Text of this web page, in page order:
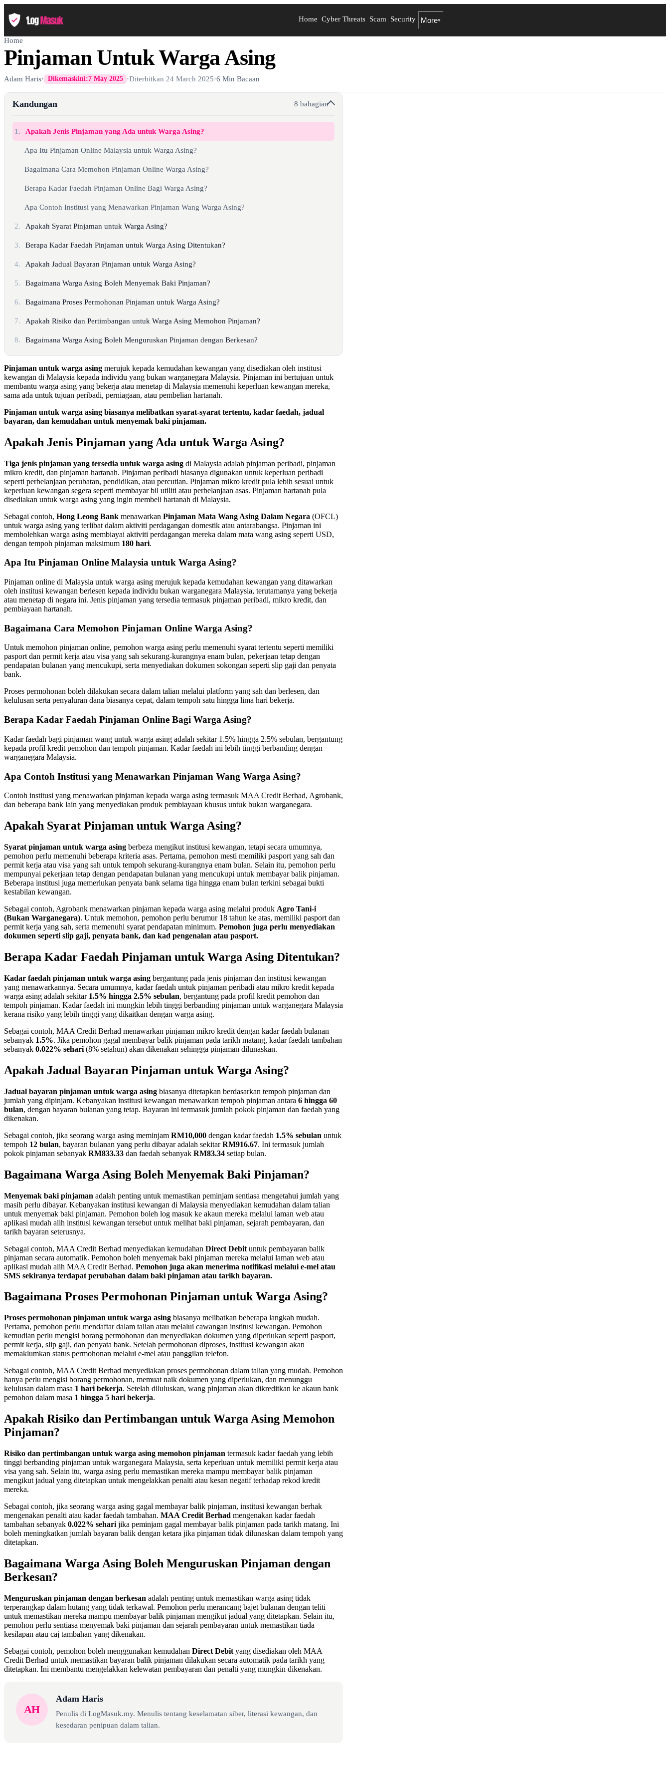
Home Cyber Threats Scam Security More▾
Home
Pinjaman Untuk Warga Asing
Adam Haris· Dikemaskini:7 May 2025 ·Diterbitkan 24 March 2025·6 Min Bacaan
Kandungan 8 bahagian
1. Apakah Jenis Pinjaman yang Ada untuk Warga Asing?
Apa Itu Pinjaman Online Malaysia untuk Warga Asing?
Bagaimana Cara Memohon Pinjaman Online Warga Asing?
Berapa Kadar Faedah Pinjaman Online Bagi Warga Asing?
Apa Contoh Institusi yang Menawarkan Pinjaman Wang Warga Asing?
2. Apakah Syarat Pinjaman untuk Warga Asing?
3. Berapa Kadar Faedah Pinjaman untuk Warga Asing Ditentukan?
4. Apakah Jadual Bayaran Pinjaman untuk Warga Asing?
5. Bagaimana Warga Asing Boleh Menyemak Baki Pinjaman?
6. Bagaimana Proses Permohonan Pinjaman untuk Warga Asing?
7. Apakah Risiko dan Pertimbangan untuk Warga Asing Memohon Pinjaman?
8. Bagaimana Warga Asing Boleh Menguruskan Pinjaman dengan Berkesan?
Pinjaman untuk warga asing merujuk kepada kemudahan kewangan yang disediakan oleh institusi
kewangan di Malaysia kepada individu yang bukan warganegara Malaysia. Pinjaman ini bertujuan untuk
membantu warga asing yang bekerja atau menetap di Malaysia memenuhi keperluan kewangan mereka,
sama ada untuk tujuan peribadi, perniagaan, atau pembelian hartanah.
Pinjaman untuk warga asing biasanya melibatkan syarat-syarat tertentu, kadar faedah, jadual
bayaran, dan kemudahan untuk menyemak baki pinjaman.
Apakah Jenis Pinjaman yang Ada untuk Warga Asing?
Tiga jenis pinjaman yang tersedia untuk warga asing di Malaysia adalah pinjaman peribadi, pinjaman
mikro kredit, dan pinjaman hartanah. Pinjaman peribadi biasanya digunakan untuk keperluan peribadi
seperti perbelanjaan perubatan, pendidikan, atau percutian. Pinjaman mikro kredit pula lebih sesuai untuk
keperluan kewangan segera seperti membayar bil utiliti atau perbelanjaan asas. Pinjaman hartanah pula
disediakan untuk warga asing yang ingin membeli hartanah di Malaysia.
Sebagai contoh, Hong Leong Bank menawarkan Pinjaman Mata Wang Asing Dalam Negara (OFCL)
untuk warga asing yang terlibat dalam aktiviti perdagangan domestik atau antarabangsa. Pinjaman ini
membolehkan warga asing membiayai aktiviti perdagangan mereka dalam mata wang asing seperti USD,
dengan tempoh pinjaman maksimum 180 hari.
Apa Itu Pinjaman Online Malaysia untuk Warga Asing?
Pinjaman online di Malaysia untuk warga asing merujuk kepada kemudahan kewangan yang ditawarkan
oleh institusi kewangan berlesen kepada individu bukan warganegara Malaysia, terutamanya yang bekerja
atau menetap di negara ini. Jenis pinjaman yang tersedia termasuk pinjaman peribadi, mikro kredit, dan
pembiayaan hartanah.
Bagaimana Cara Memohon Pinjaman Online Warga Asing?
Untuk memohon pinjaman online, pemohon warga asing perlu memenuhi syarat tertentu seperti memiliki
pasport dan permit kerja atau visa yang sah sekurang-kurangnya enam bulan, pekerjaan tetap dengan
pendapatan bulanan yang mencukupi, serta menyediakan dokumen sokongan seperti slip gaji dan penyata
bank.
Proses permohonan boleh dilakukan secara dalam talian melalui platform yang sah dan berlesen, dan
kelulusan serta penyaluran dana biasanya cepat, dalam tempoh satu hingga lima hari bekerja.
Berapa Kadar Faedah Pinjaman Online Bagi Warga Asing?
Kadar faedah bagi pinjaman wang untuk warga asing adalah sekitar 1.5% hingga 2.5% sebulan, bergantung
kepada profil kredit pemohon dan tempoh pinjaman. Kadar faedah ini lebih tinggi berbanding dengan
warganegara Malaysia.
Apa Contoh Institusi yang Menawarkan Pinjaman Wang Warga Asing?
Contoh institusi yang menawarkan pinjaman kepada warga asing termasuk MAA Credit Berhad, Agrobank,
dan beberapa bank lain yang menyediakan produk pembiayaan khusus untuk bukan warganegara.
Apakah Syarat Pinjaman untuk Warga Asing?
Syarat pinjaman untuk warga asing berbeza mengikut institusi kewangan, tetapi secara umumnya,
pemohon perlu memenuhi beberapa kriteria asas. Pertama, pemohon mesti memiliki pasport yang sah dan
permit kerja atau visa yang sah untuk tempoh sekurang-kurangnya enam bulan. Selain itu, pemohon perlu
mempunyai pekerjaan tetap dengan pendapatan bulanan yang mencukupi untuk membayar balik pinjaman.
Beberapa institusi juga memerlukan penyata bank selama tiga hingga enam bulan terkini sebagai bukti
kestabilan kewangan.
Sebagai contoh, Agrobank menawarkan pinjaman kepada warga asing melalui produk Agro Tani-i
(Bukan Warganegara). Untuk memohon, pemohon perlu berumur 18 tahun ke atas, memiliki pasport dan
permit kerja yang sah, serta memenuhi syarat pendapatan minimum. Pemohon juga perlu menyediakan
dokumen seperti slip gaji, penyata bank, dan kad pengenalan atau pasport.
Berapa Kadar Faedah Pinjaman untuk Warga Asing Ditentukan?
Kadar faedah pinjaman untuk warga asing bergantung pada jenis pinjaman dan institusi kewangan
yang menawarkannya. Secara umumnya, kadar faedah untuk pinjaman peribadi atau mikro kredit kepada
warga asing adalah sekitar 1.5% hingga 2.5% sebulan, bergantung pada profil kredit pemohon dan
tempoh pinjaman. Kadar faedah ini mungkin lebih tinggi berbanding pinjaman untuk warganegara Malaysia
kerana risiko yang lebih tinggi yang dikaitkan dengan warga asing.
Sebagai contoh, MAA Credit Berhad menawarkan pinjaman mikro kredit dengan kadar faedah bulanan
sebanyak 1.5%. Jika pemohon gagal membayar balik pinjaman pada tarikh matang, kadar faedah tambahan
sebanyak 0.022% sehari (8% setahun) akan dikenakan sehingga pinjaman dilunaskan.
Apakah Jadual Bayaran Pinjaman untuk Warga Asing?
Jadual bayaran pinjaman untuk warga asing biasanya ditetapkan berdasarkan tempoh pinjaman dan
jumlah yang dipinjam. Kebanyakan institusi kewangan menawarkan tempoh pinjaman antara 6 hingga 60
bulan, dengan bayaran bulanan yang tetap. Bayaran ini termasuk jumlah pokok pinjaman dan faedah yang
dikenakan.
Sebagai contoh, jika seorang warga asing meminjam RM10,000 dengan kadar faedah 1.5% sebulan untuk
tempoh 12 bulan, bayaran bulanan yang perlu dibayar adalah sekitarRM916.67. Ini termasuk jumlah
pokok pinjaman sebanyak RM833.33 dan faedah sebanyak RM83.34 setiap bulan.
Bagaimana Warga Asing Boleh Menyemak Baki Pinjaman?
Menyemak baki pinjaman adalah penting untuk memastikan peminjam sentiasa mengetahui jumlah yang
masih perlu dibayar. Kebanyakan institusi kewangan di Malaysia menyediakan kemudahan dalam talian
untuk menyemak baki pinjaman. Pemohon boleh log masuk ke akaun mereka melalui laman web atau
aplikasi mudah alih institusi kewangan tersebut untuk melihat baki pinjaman, sejarah pembayaran, dan
tarikh bayaran seterusnya.
Sebagai contoh, MAA Credit Berhad menyediakan kemudahan Direct Debit untuk pembayaran balik
pinjaman secara automatik. Pemohon boleh menyemak baki pinjaman mereka melalui laman web atau
aplikasi mudah alih MAA Credit Berhad. Pemohon juga akan menerima notifikasi melalui e-mel atau
SMS sekiranya terdapat perubahan dalam baki pinjaman atau tarikh bayaran.
Bagaimana Proses Permohonan Pinjaman untuk Warga Asing?
Proses permohonan pinjaman untuk warga asing biasanya melibatkan beberapa langkah mudah.
Pertama, pemohon perlu mendaftar dalam talian atau melalui cawangan institusi kewangan. Pemohon
kemudian perlu mengisi borang permohonan dan menyediakan dokumen yang diperlukan seperti pasport,
permit kerja, slip gaji, dan penyata bank. Setelah permohonan diproses, institusi kewangan akan
memaklumkan status permohonan melalui e-mel atau panggilan telefon.
Sebagai contoh, MAA Credit Berhad menyediakan proses permohonan dalam talian yang mudah. Pemohon
hanya perlu mengisi borang permohonan, memuat naik dokumen yang diperlukan, dan menunggu
kelulusan dalam masa 1 hari bekerja. Setelah diluluskan, wang pinjaman akan dikreditkan ke akaun bank
pemohon dalam masa 1 hingga 5 hari bekerja.
Apakah Risiko dan Pertimbangan untuk Warga Asing Memohon
Pinjaman?
Risiko dan pertimbangan untuk warga asing memohon pinjaman termasuk kadar faedah yang lebih
tinggi berbanding pinjaman untuk warganegara Malaysia, serta keperluan untuk memiliki permit kerja atau
visa yang sah. Selain itu, warga asing perlu memastikan mereka mampu membayar balik pinjaman
mengikut jadual yang ditetapkan untuk mengelakkan penalti atau kesan negatif terhadap rekod kredit
mereka.
Sebagai contoh, jika seorang warga asing gagal membayar balik pinjaman, institusi kewangan berhak
mengenakan penalti atau kadar faedah tambahan. MAA Credit Berhad mengenakan kadar faedah
tambahan sebanyak 0.022% sehari jika peminjam gagal membayar balik pinjaman pada tarikh matang. Ini
boleh meningkatkan jumlah bayaran balik dengan ketara jika pinjaman tidak dilunaskan dalam tempoh yang
ditetapkan.
Bagaimana Warga Asing Boleh Menguruskan Pinjaman dengan
Berkesan?
Menguruskan pinjaman dengan berkesan adalah penting untuk memastikan warga asing tidak
terperangkap dalam hutang yang tidak terkawal. Pemohon perlu merancang bajet bulanan dengan teliti
untuk memastikan mereka mampu membayar balik pinjaman mengikut jadual yang ditetapkan. Selain itu,
pemohon perlu sentiasa menyemak baki pinjaman dan sejarah pembayaran untuk memastikan tiada
kesilapan atau caj tambahan yang dikenakan.
Sebagai contoh, pemohon boleh menggunakan kemudahan Direct Debit yang disediakan oleh MAA
Credit Berhad untuk memastikan bayaran balik pinjaman dilakukan secara automatik pada tarikh yang
ditetapkan. Ini membantu mengelakkan kelewatan pembayaran dan penalti yang mungkin dikenakan.
AH
Adam Haris
Penulis di LogMasuk.my. Menulis tentang keselamatan siber, literasi kewangan, dan
kesedaran penipuan dalam talian.